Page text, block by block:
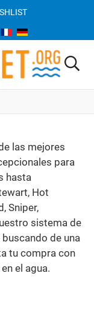
las mejores
para
hasta
Hot
Sniper,
sistema de
de una
tu compra con
el agua.